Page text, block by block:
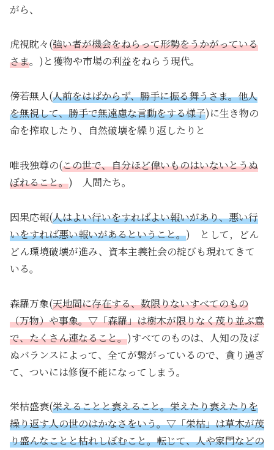
がら、
虎視眈々(強い者が機会をねらって形勢をうかがっている
さま。)と獲物や市場の利益をねらう現代。
傍若無人(人前をはばからず、勝手に振る舞うさま。他人
を無視して、勝手で無遠慮な言動をする様子)に生き物の
命を搾取したり、自然破壊を繰り返したりと
唯我独尊の(この世で、自分ほど偉いものはいないとうぬ
ぼれること。) 人間たち。
因果応報(人はよい行いをすればよい報いがあり、悪い行
いをすれば悪い報いがあるということ。) として，どん
どん環境破壊が進み、資本主義社会の綻びも現れてきて
いる。
森羅万象(天地間に存在する、数限りないすべてのもの
（万物）や事象。▽「森羅」は樹木が限りなく茂り並ぶ意
で、たくさん連なること。)すべてのものは、人知の及ば
ぬバランスによって、全てが繋がっているので、貪り過ぎ
て、ついには修復不能になってしまう。
栄枯盛衰(栄えることと衰えること。栄えたり衰えたりを
繰り返す人の世のはかなさをいう。▽「栄枯」は草木が茂
り盛んなことと枯れしぼむこと。転じて、人や家門などの